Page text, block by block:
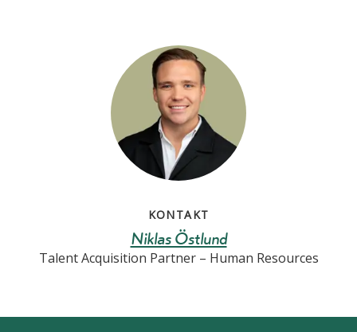
KONTAKT
Niklas Östlund
Talent Acquisition Partner – Human Resources